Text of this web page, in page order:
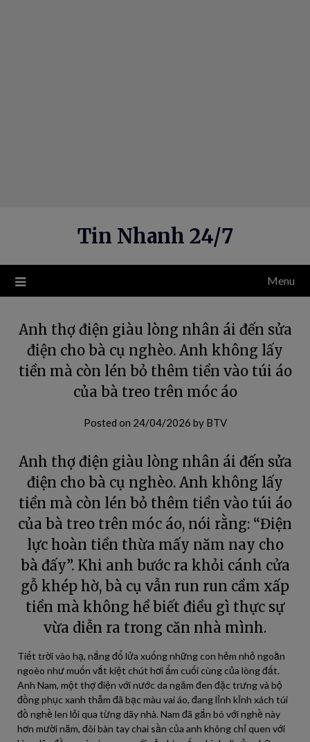
Tin Nhanh 24/7
Menu
Anh thợ điện giàu lòng nhân ái đến sửa
điện cho bà cụ nghèo. Anh không lấy
tiền mà còn lén bỏ thêm tiền vào túi áo
của bà treo trên móc áo
Posted on 24/04/2026 by BTV
Anh thợ điện giàu lòng nhân ái đến sửa
điện cho bà cụ nghèo. Anh không lấy
tiền mà còn lén bỏ thêm tiền vào túi áo
của bà treo trên móc áo, nói rằng: “Điện
lực hoàn tiền thừa mấy năm nay cho
bà đấy”. Khi anh bước ra khỏi cánh cửa
gỗ khép hờ, bà cụ vẫn run run cầm xấp
tiền mà không hề biết điều gì thực sự
vừa diễn ra trong căn nhà mình.
Tiết trời vào hạ, nắng đổ lửa xuống những con hẻm nhỏ ngoằn
ngoèo như muốn vắt kiệt chút hơi ẩm cuối cùng của lòng đất.
Anh Nam, một thợ điện với nước da ngăm đen đặc trưng và bộ
đồng phục xanh thẫm đã bạc màu vai áo, đang lỉnh kỉnh xách túi
đồ nghề len lỏi qua từng dãy nhà. Nam đã gắn bó với nghề này
hơn mười năm, đôi bàn tay chai sần của anh không chỉ quen với